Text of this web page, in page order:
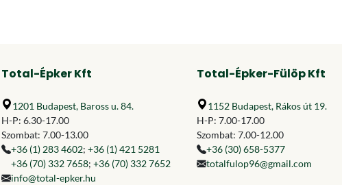
Total-Épker Kft
1201 Budapest, Baross u. 84.
H-P: 6.30-17.00
Szombat: 7.00-13.00
+36 (1) 283 4602; +36 (1) 421 5281
+36 (70) 332 7658; +36 (70) 332 7652
info@total-epker.hu
Total-Épker-Fülöp Kft
1152 Budapest, Rákos út 19.
H-P: 7.00-17.00
Szombat: 7.00-12.00
+36 (30) 658-5377
totalfulop96@gmail.com